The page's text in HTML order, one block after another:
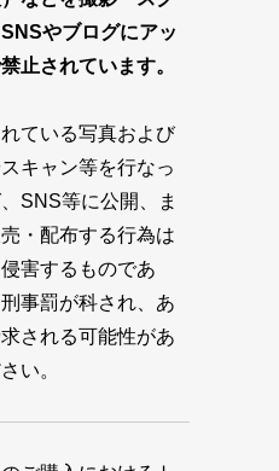
やブログにアッ
止されています。
ている写真および
キャン等を行なっ
SNS等に公開、ま
・配布する行為は
害するものであ
事罰が科され、あ
される可能性があ
い。